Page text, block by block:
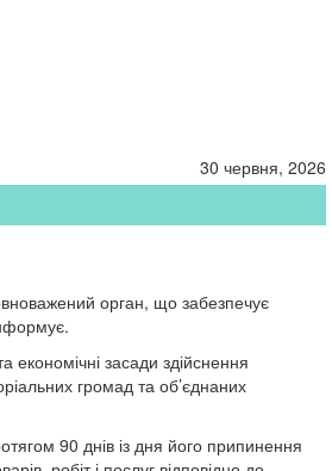
30 червня, 2026
орган, що забезпечує
економічні засади здійснення
громад та об’єднаних
90 днів із дня його припинення